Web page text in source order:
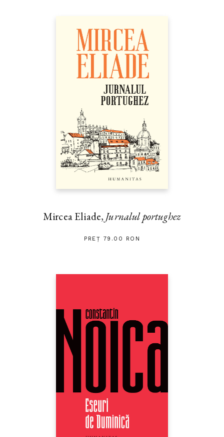
Mircea Eliade, Jurnalul portughez
PREȚ 79.00 RON